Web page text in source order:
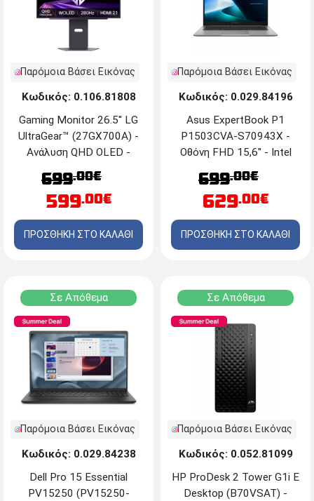
Παρόμοια Βάσει Εικόνας
Κωδικός: 0.106.81808
Gaming Monitor 26.5'' LG
UltraGear™ (27GX700A) -
Aνάλυση QHD OLED -
HDMI, DisplayPort
699.00€
599.00€
ΠΡΟΣΘΗΚΗ ΣΤΟ ΚΑΛΑΘΙ
Παρόμοια Βάσει Εικόνας
Κωδικός: 0.029.84196
Asus ExpertBook P1
P1503CVA-S70943X -
Οθόνη FHD 15,6'' - Intel
Core™ i5 13420H - 16GB
RAM - 512GB SSD
NVMe™ M.2 - Windows 11
Pro - Misty Grey
699.00€
629.00€
ΠΡΟΣΘΗΚΗ ΣΤΟ ΚΑΛΑΘΙ
Σε Απόθεμα
Παρόμοια Βάσει Εικόνας
Κωδικός: 0.029.84238
Dell Pro 15 Essential
PV15250 (PV15250-
Σε Απόθεμα
Παρόμοια Βάσει Εικόνας
Κωδικός: 0.052.81099
HP ProDesk 2 Tower G1i E
Desktop (B70VSAT) -